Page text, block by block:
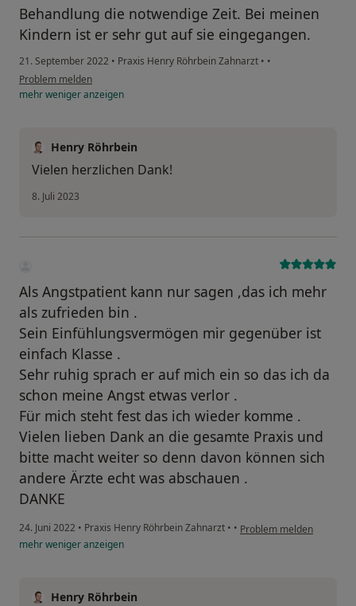
Behandlung die notwendige Zeit. Bei meinen
Kindern ist er sehr gut auf sie eingegangen.
21. September 2022 • Praxis Henry Röhrbein Zahnarzt • •
Problem melden
mehrwenigeranzeigen
Henry Röhrbein
Vielen herzlichen Dank!
8. Juli 2023
Als Angstpatient kann nur sagen ,das ich mehr
als zufrieden bin .
Sein Einfühlungsvermögen mir gegenüber ist
einfach Klasse .
Sehr ruhig sprach er auf mich ein so das ich da
schon meine Angst etwas verlor .
Für mich steht fest das ich wieder komme .
Vielen lieben Dank an die gesamte Praxis und
bitte macht weiter so denn davon können sich
andere Ärzte echt was abschauen .
DANKE
24. Juni 2022 • Praxis Henry Röhrbein Zahnarzt • • Problem melden
mehrwenigeranzeigen
Henry Röhrbein